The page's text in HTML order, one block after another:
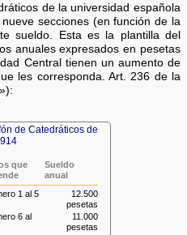
de la universidad española
secciones (en función de la
sueldo. Esta es la plantilla del
anuales expresados en pesetas
Central tienen un aumento de
les corresponda. Art. 236 de la
de Catedráticos de
que
Sueldo
anual
1 al 5
12.500
pesetas
6 al
11.000
pesetas